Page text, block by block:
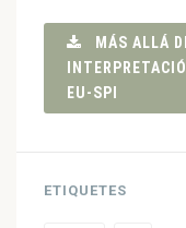
MÁS ALLÁ
EU-SPI
ETIQUETES